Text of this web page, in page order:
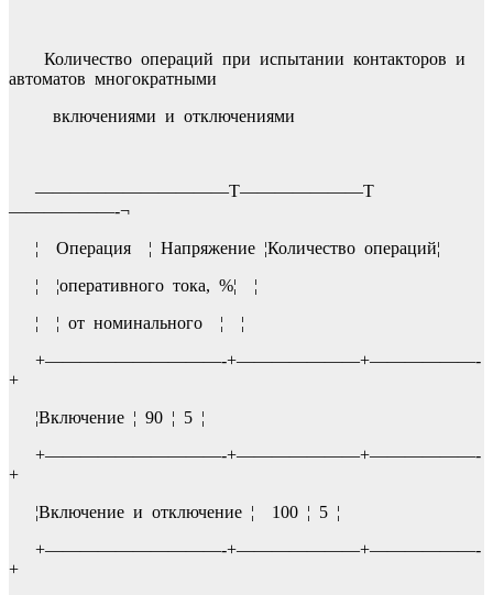
Количество операций при испытании контакторов и
автоматов многократными
включениями и отключениями
———————————T———————T
——————-¬
¦ Операция ¦ Напряжение ¦Количество операций¦
¦ ¦оперативного тока, %¦ ¦
¦ ¦ от номинального ¦ ¦
+——————————-+———————+——————-
+
¦Включение ¦ 90 ¦ 5 ¦
+——————————-+———————+——————-
+
¦Включение и отключение ¦ 100 ¦ 5 ¦
+——————————-+———————+——————-
+